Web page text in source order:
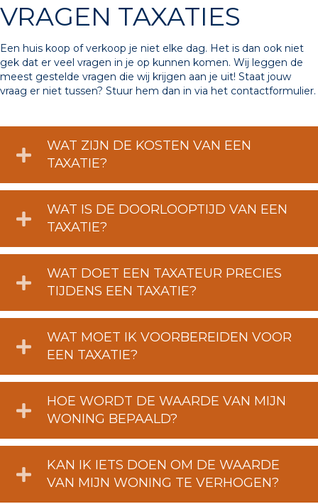
VRAGEN TAXATIES
Een huis koop of verkoop je niet elke dag. Het is dan ook niet
gek dat er veel vragen in je op kunnen komen. Wij leggen de
meest gestelde vragen die wij krijgen aan je uit! Staat jouw
vraag er niet tussen? Stuur hem dan in via het contactformulier.
WAT ZIJN DE KOSTEN VAN EEN
TAXATIE?
WAT IS DE DOORLOOPTIJD VAN EEN
TAXATIE?
WAT DOET EEN TAXATEUR PRECIES
TIJDENS EEN TAXATIE?
WAT MOET IK VOORBEREIDEN VOOR
EEN TAXATIE?
HOE WORDT DE WAARDE VAN MIJN
WONING BEPAALD?
KAN IK IETS DOEN OM DE WAARDE
VAN MIJN WONING TE VERHOGEN?